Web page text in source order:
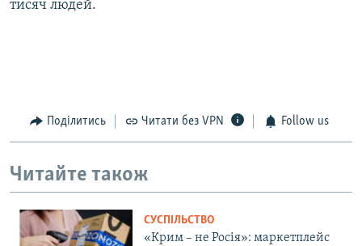
тисяч людей.
Поділитись Читати без VPN Follow us
Читайте також
СУСПІЛЬСТВО
«Крим – не Росія»: маркетплейс